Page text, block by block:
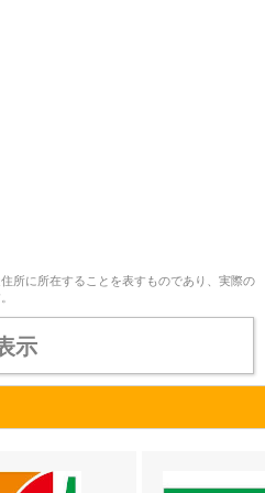
所に所在することを表すものであり、実際の
示